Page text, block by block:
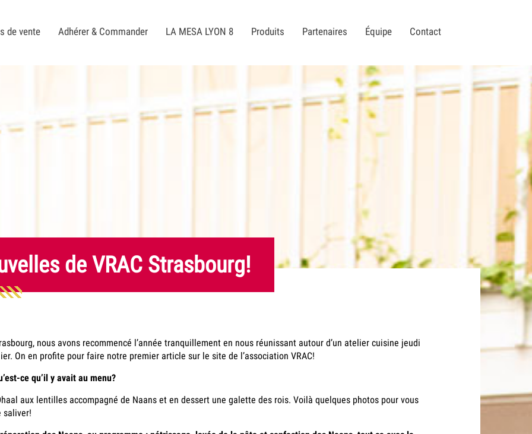
de vente Adhérer & Commander LA MESA LYON 8 Produits Partenaires Équipe Contact
de VRAC Strasbourg!
nous avons recommencé l’année tranquillement en nous réunissant autour d’un atelier cuisine jeudi
On en profite pour faire notre premier article sur le site de l’association VRAC!
ce qu’il y avait au menu?
aux lentilles accompagné de Naans et en dessert une galette des rois. Voilà quelques photos pour vous
saliver!